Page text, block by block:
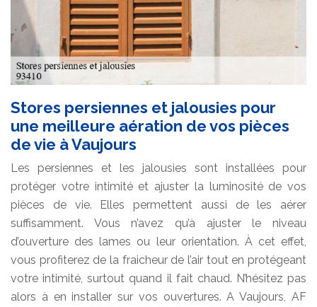
Stores persiennes et jalousies pour
une meilleure aération de vos pièces
de vie à Vaujours
Les persiennes et les jalousies sont installées pour
protéger votre intimité et ajuster la luminosité de vos
pièces de vie. Elles permettent aussi de les aérer
suffisamment. Vous n’avez qu’à ajuster le niveau
d’ouverture des lames ou leur orientation. À cet effet,
vous profiterez de la fraicheur de l’air tout en protégeant
votre intimité, surtout quand il fait chaud. N’hésitez pas
alors à en installer sur vos ouvertures. A Vaujours, AF